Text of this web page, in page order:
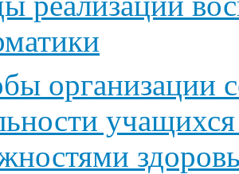
организации